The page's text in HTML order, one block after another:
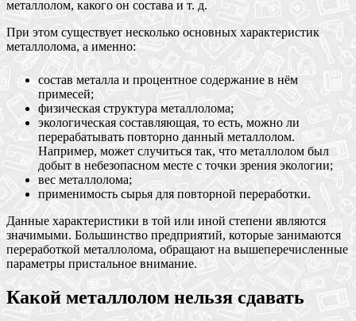
металлолом, какого он состава и т. д.
При этом существует несколько основных характеристик
металлолома, а именно:
состав металла и процентное содержание в нём
примесей;
физическая структура металлолома;
экологическая составляющая, то есть, можно ли
перерабатывать повторно данный металлолом.
Например, может случиться так, что металлолом был
добыт в небезопасном месте с точки зрения экологии;
вес металлолома;
применимость сырья для повторной переработки.
Данные характеристики в той или иной степени являются
значимыми. Большинство предприятий, которые занимаются
переработкой металлолома, обращают на вышеперечисленные
параметры пристальное внимание.
Какой металлолом нельзя сдавать